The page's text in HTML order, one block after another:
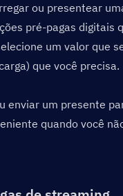
ou presentear
pré-pagas digitais
um valor que
que você precisa.
enviar um presente
quando você